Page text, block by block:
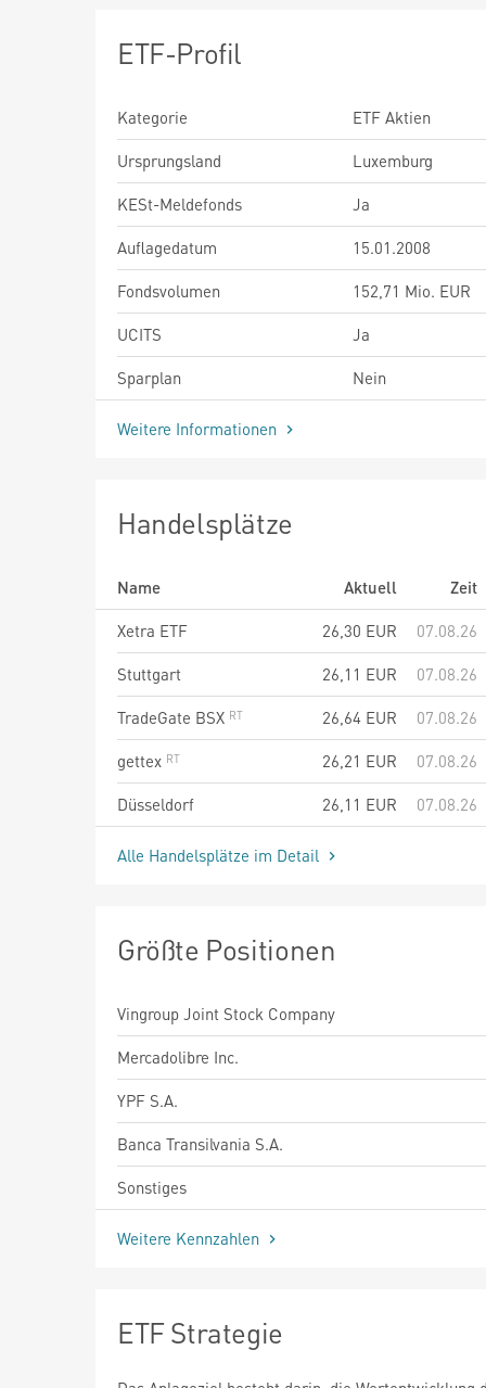
ETF-Profil
Kategorie
ETF Aktien
Ursprungsland
Luxemburg
KESt-Meldefonds
Ja
Auflagedatum
15.01.2008
Fondsvolumen
152,71 Mio. EUR
UCITS
Ja
Sparplan
Nein
Weitere Informationen
Handelsplätze
Name Aktuell
Zeit
Xetra ETF
26,30 EUR
07.08.26
Stuttgart
26,11 EUR
07.08.26
TradeGate BSX
26,64 EUR
07.08.26
gettex
26,21 EUR
07.08.26
Düsseldorf
26,11 EUR 07.08.26
Alle Handelsplätze im Detail
Größte Positionen
Vingroup Joint Stock Company
Mercadolibre Inc.
YPF S.A.
Banca Transilvania S.A.
Sonstiges
Weitere Kennzahlen
ETF Strategie